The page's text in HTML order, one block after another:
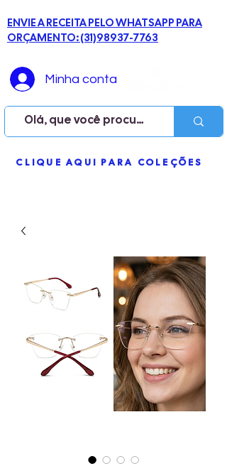
CLIQUE AQUI PARA COLEÇÕES
ME
NU
ENVIE A RECEITA PELO WHATSAPP PARA
ORÇAMENTO: (31)98937-7763
Minha conta